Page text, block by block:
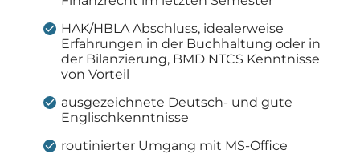
HAK/HBLA Abschluss, idealerweise
Erfahrungen in der Buchhaltung oder in
der Bilanzierung, BMD NTCS Kenntnisse
von Vorteil
ausgezeichnete Deutsch- und gute
Englischkenntnisse
routinierter Umgang mit MS-Office